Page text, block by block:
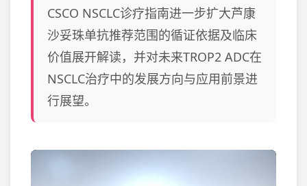
CSCO NSCLC诊疗指南进一步扩大芦康
沙妥珠单抗推荐范围的循证依据及临床
价值展开解读，并对未来TROP2 ADC在
NSCLC治疗中的发展方向与应用前景进
行展望。